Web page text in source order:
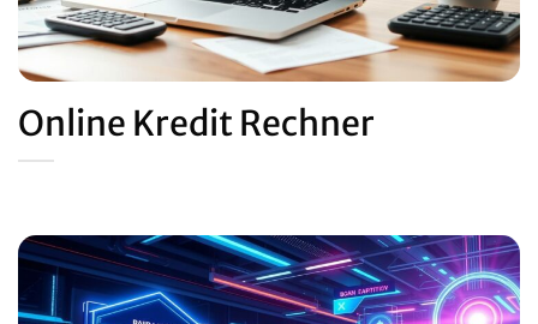
Online Kredit Rechner